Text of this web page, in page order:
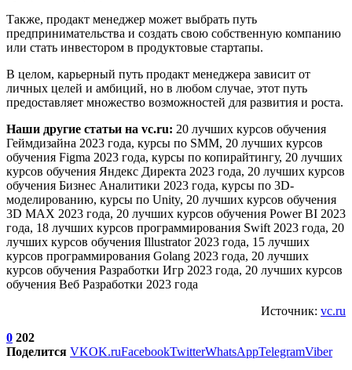
Также, продакт менеджер может выбрать путь
предпринимательства и создать свою собственную компанию
или стать инвестором в продуктовые стартапы.
В целом, карьерный путь продакт менеджера зависит от
личных целей и амбиций, но в любом случае, этот путь
предоставляет множество возможностей для развития и роста.
Наши другие статьи на vc.ru: 20 лучших курсов обучения
Геймдизайна 2023 года, курсы по SMM, 20 лучших курсов
обучения Figma 2023 года, курсы по копирайтингу, 20 лучших
курсов обучения Яндекс Директа 2023 года, 20 лучших курсов
обучения Бизнес Аналитики 2023 года, курсы по 3D-
моделированию, курсы по Unity, 20 лучших курсов обучения
3D MAX 2023 года, 20 лучших курсов обучения Power BI 2023
года, 18 лучших курсов программирования Swift 2023 года, 20
лучших курсов обучения Illustrator 2023 года, 15 лучших
курсов программирования Golang 2023 года, 20 лучших
курсов обучения Разработки Игр 2023 года, 20 лучших курсов
обучения Веб Разработки 2023 года
Источник: vc.ru
0 202
Поделится VKOK.ruFacebookTwitterWhatsAppTelegramViber